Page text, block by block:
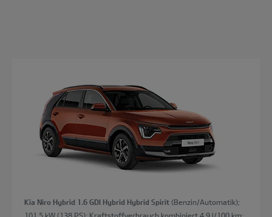
Kia Niro Hybrid 1.6 GDI Hybrid Hybrid Spirit (Benzin/Automatik);